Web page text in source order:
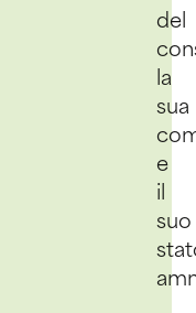
del
la
sua
e
il
suo